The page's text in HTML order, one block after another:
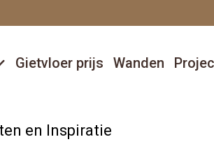
Gietvloer prijs Wanden
en Inspiratie